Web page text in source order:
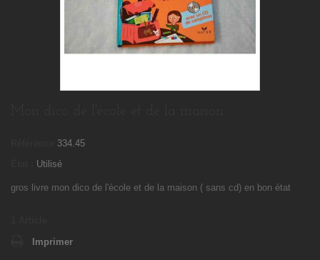
334.45
Utilisé
gros livre mon dico de l'école et de la maison ( sans cd) en bon état
Imprimer